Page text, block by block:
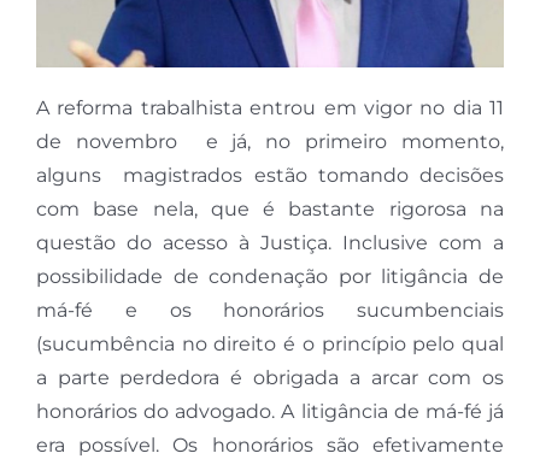
A reforma trabalhista entrou em vigor no dia 11
de novembro e já, no primeiro momento,
alguns magistrados estão tomando decisões
com base nela, que é bastante rigorosa na
questão do acesso à Justiça. Inclusive com a
possibilidade de condenação por litigância de
má-fé e os honorários sucumbenciais
(sucumbência no direito é o princípio pelo qual
a parte perdedora é obrigada a arcar com os
honorários do advogado. A litigância de má-fé já
era possível. Os honorários são efetivamente